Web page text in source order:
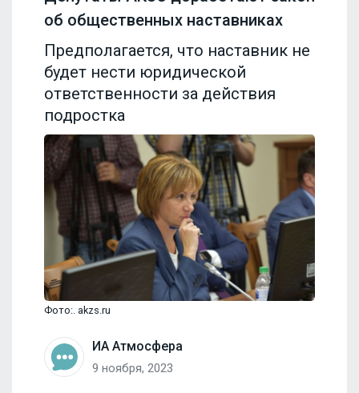
об общественных наставниках
Предполагается, что наставник не
будет нести юридической
ответственности за действия
подростка
Фото:. akzs.ru
ИА Атмосфера
9 ноября, 2023